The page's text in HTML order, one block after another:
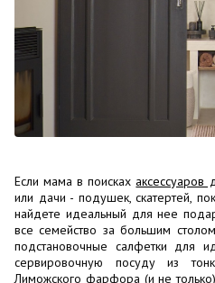
Если мама в поисках аксессуаров
или дачи - подушек, скатертей,
найдете идеальный для нее
все семейство за большим
подстановочные салфетки для
сервировочную посуду из
Лиможского фарфора (и не